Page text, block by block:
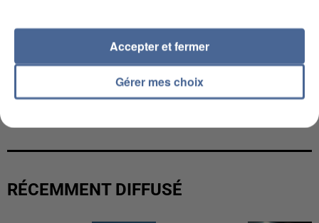
RÉCEMMENT DIFFUSÉ
Gérer mes choix
Accepter et fermer